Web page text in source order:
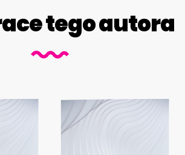
tego autora